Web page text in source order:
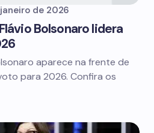
de 2026
Bolsonaro lidera
aparece na frente de
para 2026. Confira os